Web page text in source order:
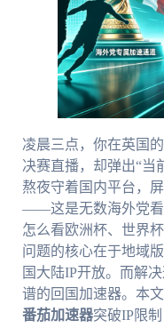
凌晨三点，你在英国
决赛直播，却弹出“当
熬夜守着国内平台，
——这是无数海外党看
怎么看欧洲杯、世界
问题的核心在于地域
国大陆IP开放。而解
谱的回国加速器。本
番茄加速器突破IP限